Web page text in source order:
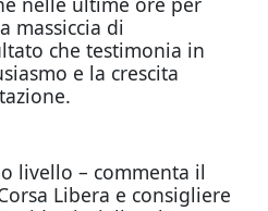
massiccia di
che testimonia in
e la crescita
livello – commenta il
Libera e consigliere